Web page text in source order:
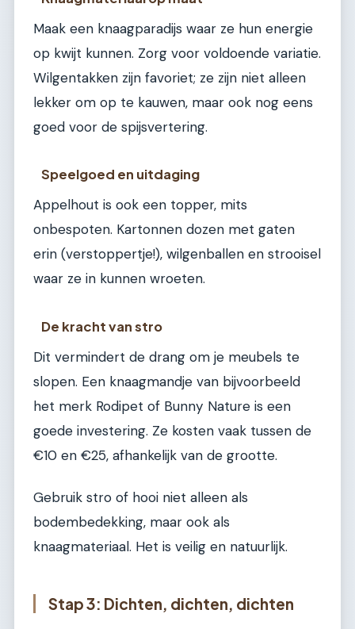
Maak een knaagparadijs waar ze hun energie
op kwijt kunnen. Zorg voor voldoende variatie.
Wilgentakken zijn favoriet; ze zijn niet alleen
lekker om op te kauwen, maar ook nog eens
goed voor de spijsvertering.
Speelgoed en uitdaging
Appelhout is ook een topper, mits
onbespoten. Kartonnen dozen met gaten
erin (verstoppertje!), wilgenballen en strooisel
waar ze in kunnen wroeten.
De kracht van stro
Dit vermindert de drang om je meubels te
slopen. Een knaagmandje van bijvoorbeeld
het merk Rodipet of Bunny Nature is een
goede investering. Ze kosten vaak tussen de
€10 en €25, afhankelijk van de grootte.
Gebruik stro of hooi niet alleen als
bodembedekking, maar ook als
knaagmateriaal. Het is veilig en natuurlijk.
Stap 3: Dichten, dichten, dichten